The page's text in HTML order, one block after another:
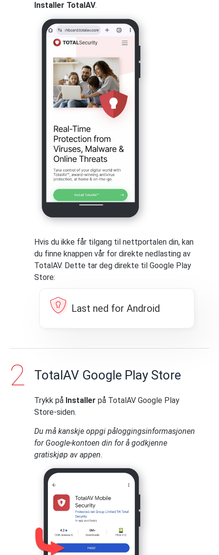
Installer TotalAV.
Hvis du ikke får tilgang til nettportalen din, kan
du finne knappen vår for direkte nedlasting av
TotalAV. Dette tar deg direkte til Google Play
Store:
Last ned for Android
TotalAV Google Play Store
Trykk på Installer på TotalAV Google Play
Store-siden.
Du må kanskje oppgi påloggingsinformasjonen
for Google-kontoen din for å godkjenne
gratiskjøp av appen.